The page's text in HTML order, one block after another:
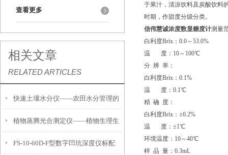
查看更多
相关文章
RELATED ARTICLES
快速土壤水分仪——农田水分管理的
便携式检测工具
植物蒸腾光合测定仪——植物生理生
态的实时监测设备
FS-10-60D-F型数字凹坑深度仪标配
于果汁，清凉饮料及炭酸饮料
时期，作甜度分级分类。
信伟慧诚浓度数显糖度计测量
白利度Brix：0.0～53.0%
温 度：10～100℃
分 辨 率：
白利度Brix：0.1%
温 度：0.1℃
精 确 度：
白利度Brix：±0.2%
温 度：±1℃
环境温度：10～40℃
样 品 量：0.3mL